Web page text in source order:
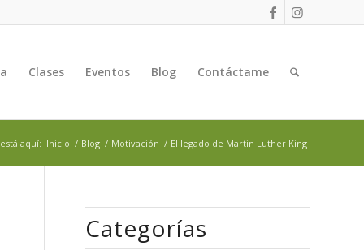
Clases Eventos Blog Contáctame
aquí: Inicio / Blog / Motivación / El legado de Martin Luther King
Categorías